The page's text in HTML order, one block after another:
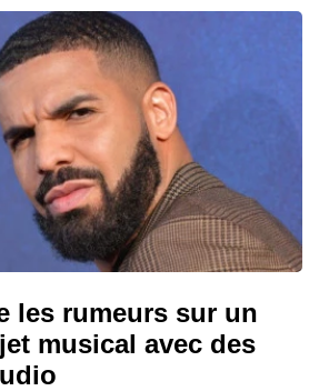
les rumeurs sur un
musical avec des